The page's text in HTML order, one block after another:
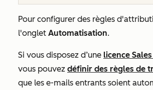
Pour configurer des règles
l'onglet Automatisation.
Si vous disposez d’une licence Sales
vous pouvez définir des règles de
que les e-mails entrants soient